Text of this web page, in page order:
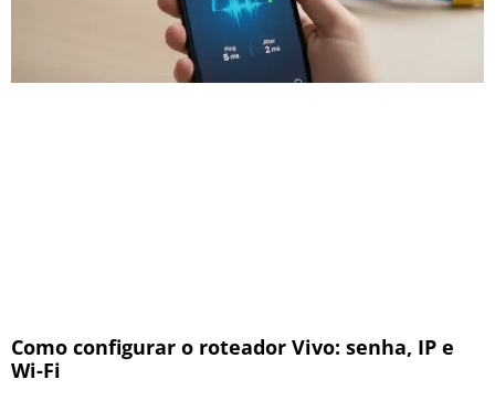
Como configurar o roteador Vivo: senha, IP e
Wi-Fi